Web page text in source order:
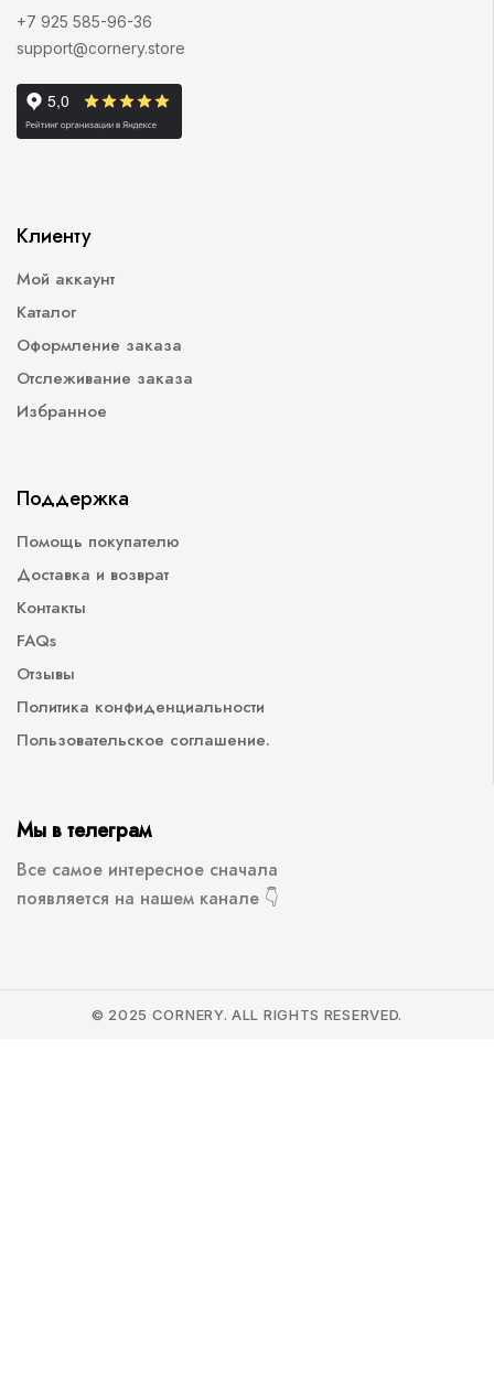
+7 925 585-96-36
support@cornery.store
Клиенту
Мой аккаунт
Каталог
Оформление заказа
Отслеживание заказа
Избранное
Поддержка
Помощь покупателю
Доставка и возврат
Контакты
FAQs
Отзывы
Политика конфиденциальности
Пользовательское соглашение.
Мы в телеграм
Все самое интересное сначала
появляется на нашем канале 👇
© 2025 CORNERY. ALL RIGHTS RESERVED.